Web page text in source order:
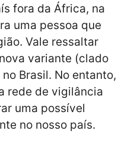
fora da África, na
uma pessoa que
Vale ressaltar
variante (clado
Brasil. No entanto,
rede de vigilância
uma possível
no nosso país.